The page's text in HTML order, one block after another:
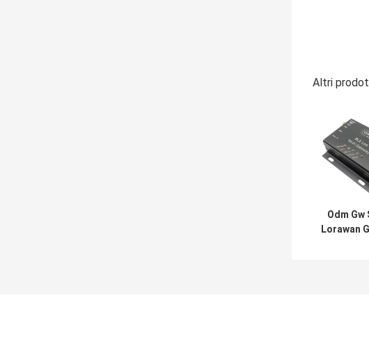
Altri
Odm Gw
Lorawan